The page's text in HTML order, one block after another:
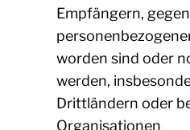
Empfängern,
worden sind oder
werden,
Drittländern oder
Organisationen